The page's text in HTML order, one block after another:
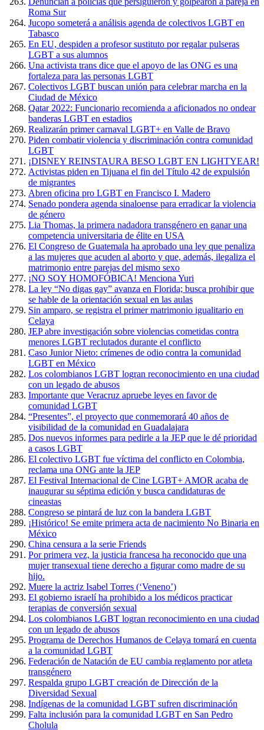
Roma Sur
Jucopo someterá a análisis agenda de colectivos LGBT en
Tabasco
En EU, despiden a profesor sustituto por regalar pulseras
LGBT a sus alumnos
Una activista trans dice que el apoyo de las ONG es una
fortaleza para las personas LGBT
Colectivos LGBT buscan unión para celebrar marcha en la
Ciudad de México
Qatar 2022: Funcionario recomienda a aficionados no ondear
banderas LGBT en estadios
Realizarán primer carnaval LGBT+ en Valle de Bravo
Piden combatir violencia y discriminación contra comunidad
LGBT
¡DISNEY REINSTAURA BESO LGBT EN LIGHTYEAR!
Activistas piden en Tijuana el fin del Título 42 de expulsión
de migrantes
Abren oficina pro LGBT en Francisco I. Madero
Senado pondera agenda sinaloense para erradicar la violencia
de género
Lia Thomas, la primera nadadora transgénero en ganar una
competencia universitaria de élite en USA
El Congreso de Guatemala ha aprobado una ley que penaliza
a las mujeres que acuden al aborto y que, además, ilegaliza el
matrimonio entre parejas del mismo sexo
¡NO SOY HOMOFÓBICA! Menciona Yuri
La ley “No digas gay” avanza en Florida; busca prohibir que
se hable de la orientación sexual en las aulas
Sin amparo, se registra el primer matrimonio igualitario en
Celaya
JEP abre investigación sobre violencias cometidas contra
menores LGBT reclutados durante el conflicto
Caso Junior Nieto: crímenes de odio contra la comunidad
LGBT en México
Los colombianos LGBT logran reconocimiento en una ciudad
con un legado de abusos
Importante que Veracruz apruebe leyes en favor de
comunidad LGBT
“Presentes”, el proyecto que conmemorará 40 años de
visibilidad de la comunidad en Guadalajara
Dos nuevos informes para pedirle a la JEP que le dé prioridad
a casos LGBT
El colectivo LGBT fue víctima del conflicto en Colombia,
reclama una ONG ante la JEP
El Festival Internacional de Cine LGBT+ AMOR acaba de
inaugurar su séptima edición y busca candidaturas de
cineastas
Congreso se pintará de luz con la bandera LGBT
¡Histórico! Se emite primera acta de nacimiento No Binaria en
México
China censura a la serie Friends
Por primera vez, la justicia francesa ha reconocido que una
mujer transexual tiene derecho a figurar como madre de su
hijo.
Muere la actriz Isabel Torres (‘Veneno’)
El gobierno israelí ha prohibido a los médicos practicar
terapias de conversión sexual
Los colombianos LGBT logran reconocimiento en una ciudad
con un legado de abusos
Programa de Derechos Humanos de Celaya tomará en cuenta
a la comunidad LGBT
Federación de Natación de EU cambia reglamento por atleta
transgénero
Respalda grupo LGBT creación de Dirección de la
Diversidad Sexual
Indígenas de la comunidad LGBT sufren discriminación
Falta inclusión para la comunidad LGBT en San Pedro
Cholula